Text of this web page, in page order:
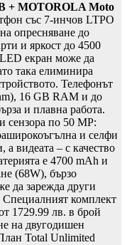
+ MOTOROLA Moto
със 7-инчов LTPO
опресняване до
и яркост до 4500
екран може да
така елиминира
Телефонът
16 GB RAM и до
и плавна работа.
сензора по 50 MP:
и селфи
видеата – с качество
е 4700 mAh и
(68W), бързо
да зарежда други
Специалният комплект
1729.99 лв. в брой
на двугодишен
Total Unlimited